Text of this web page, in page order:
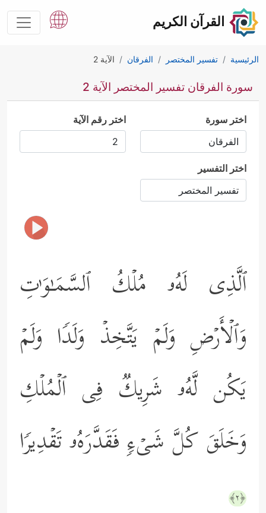
القرآن الكريم
الرئيسية تفسير المختصر الفرقان الآية 2
سورة الفرقان تفسير المختصر الآية 2
اختر سورة اختر رقم الآية
اختر التفسير
ٱلَّذِی لَهُۥ مُلۡكُ ٱلسَّمَـٰوَ ٰ⁠تِ
وَٱلۡأَرۡضِ وَلَمۡ یَتَّخِذۡ وَلَدࣰا وَلَمۡ
یَكُن لَّهُۥ شَرِیكࣱ فِی ٱلۡمُلۡكِ
وَخَلَقَ كُلَّ شَیۡءࣲ فَقَدَّرَهُۥ تَقۡدِیرࣰا
﴿٢﴾